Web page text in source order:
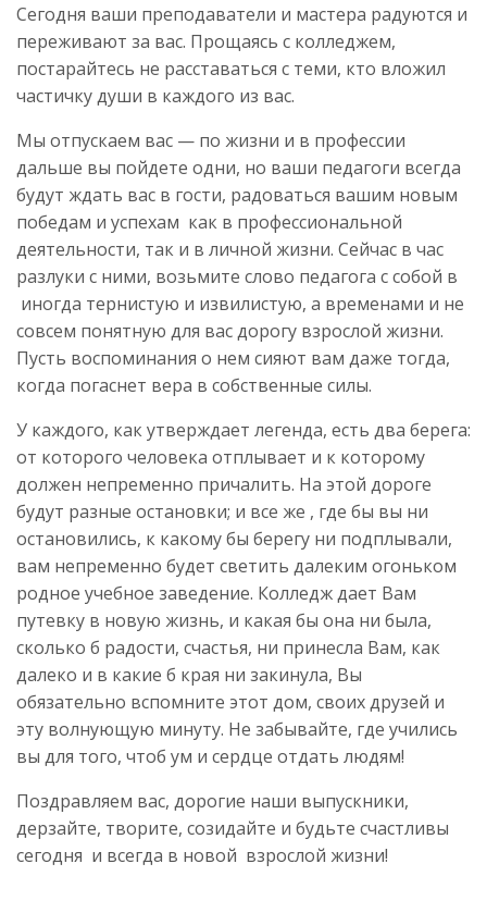
Сегодня ваши преподаватели и мастера радуются и
переживают за вас. Прощаясь с колледжем,
постарайтесь не расставаться с теми, кто вложил
частичку души в каждого из вас.
Мы отпускаем вас — по жизни и в профессии
дальше вы пойдете одни, но ваши педагоги всегда
будут ждать вас в гости, радоваться вашим новым
победам и успехам как в профессиональной
деятельности, так и в личной жизни. Сейчас в час
разлуки с ними, возьмите слово педагога с собой в
иногда тернистую и извилистую, а временами и не
совсем понятную для вас дорогу взрослой жизни.
Пусть воспоминания о нем сияют вам даже тогда,
когда погаснет вера в собственные силы.
У каждого, как утверждает легенда, есть два берега:
от которого человека отплывает и к которому
должен непременно причалить. На этой дороге
будут разные остановки; и все же , где бы вы ни
остановились, к какому бы берегу ни подплывали,
вам непременно будет светить далеким огоньком
родное учебное заведение. Колледж дает Вам
путевку в новую жизнь, и какая бы она ни была,
сколько б радости, счастья, ни принесла Вам, как
далеко и в какие б края ни закинула, Вы
обязательно вспомните этот дом, своих друзей и
эту волнующую минуту. Не забывайте, где учились
вы для того, чтоб ум и сердце отдать людям!
Поздравляем вас, дорогие наши выпускники,
дерзайте, творите, созидайте и будьте счастливы
сегодня и всегда в новой взрослой жизни!